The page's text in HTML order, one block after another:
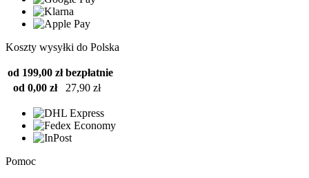
Koszty wysyłki do Polska
od 199,00 zł bezpłatnie
od 0,00 zł
27,90 zł
Pomoc